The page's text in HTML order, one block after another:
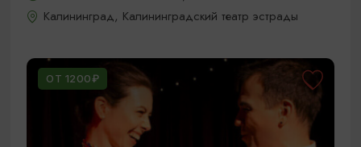
Калининград, Калининградский театр эстрады
ОТ 1200₽